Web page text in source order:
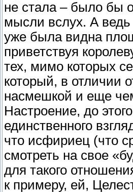
не стала – было бы
мысли вслух. А
уже была видна
приветствуя
тех, мимо которых
который, в отличии
насмешкой и еще
Настроение, до
единственного
что исфириец (что
смотреть на свое
для такого
к примеру, ей,